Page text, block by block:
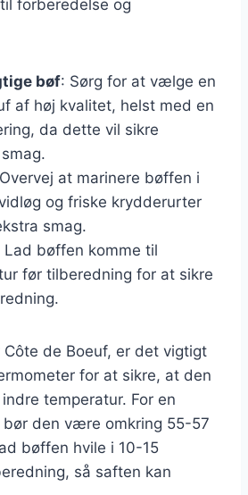
forberedelse og
bøf: Sørg for at vælge en
af høj kvalitet, helst med en
da dette vil sikre
at marinere bøffen i
og friske krydderurter
smag.
Lad bøffen komme til
før tilberedning for at sikre
de Boeuf, er det vigtigt
for at sikre, at den
temperatur. For en
den være omkring 55-57
bøffen hvile i 10-15
så saften kan